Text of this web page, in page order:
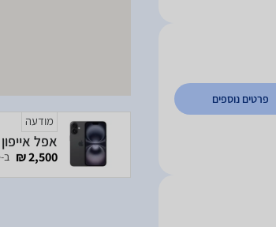
פרטים נוספים
מודעה
אפל אייפון Apple iPhone 16 256GB - מאוקטב
2,500 ₪ ב-DSmobile